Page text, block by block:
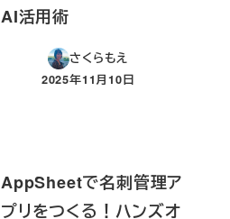
AI活用術
さくらもえ
投稿日
2025年11月10日
AppSheetで名刺管理ア
プリをつくる！ハンズオ